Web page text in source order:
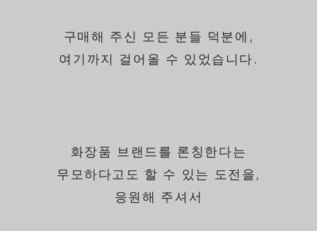
구매해 주신 모든 분들 덕분에,
여기까지 걸어올 수 있었습니다.
화장품 브랜드를 론칭한다는
무모하다고도 할 수 있는 도전을,
응원해 주셔서